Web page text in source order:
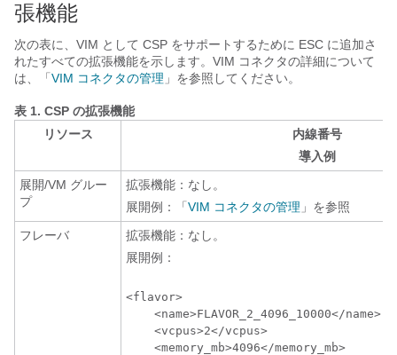
張機能
次の表に、VIM として CSP をサポートするために ESC に追加さ
れたすべての拡張機能を示します。VIM コネクタの詳細について
は、「 VIM コネクタの管理 」を参照してください。
表 1. CSP の拡張機能
リソース
内線番号
導入例
展開/VM グルー
プ
拡張機能：なし。
展開例：「 VIM コネクタの管理 」を参照
フレーバ
拡張機能：なし。
展開例：
<flavor>
    <name>FLAVOR_2_4096_10000</name>
    <vcpus>2</vcpus>
    <memory_mb>4096</memory_mb>